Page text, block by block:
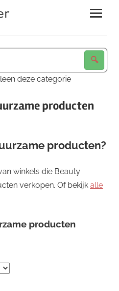
deze categorie
producten
producten?
winkels die Beauty
verkopen. Of bekijk alle
producten